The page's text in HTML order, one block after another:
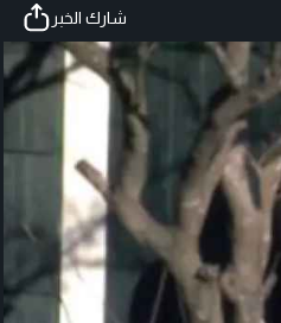
شارك الخبر